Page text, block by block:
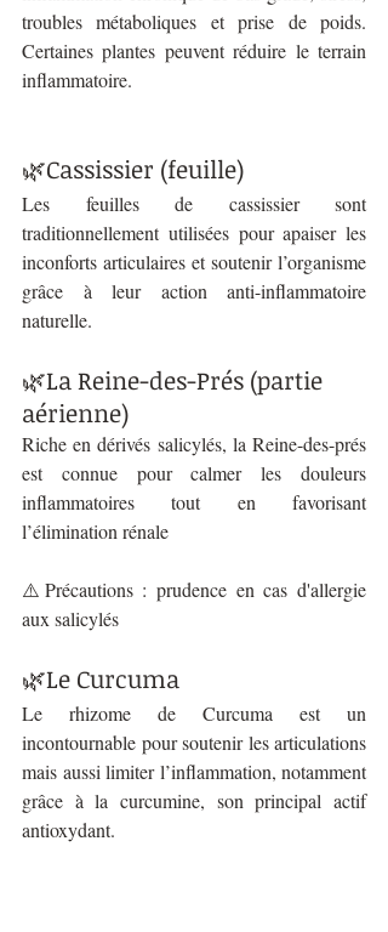
troubles métaboliques et prise de poids.
Certaines plantes peuvent réduire le terrain
inflammatoire.
🌿Cassissier (feuille)
Les feuilles de cassissier sont
traditionnellement utilisées pour apaiser les
inconforts articulaires et soutenir l’organisme
grâce à leur action anti-inflammatoire
naturelle.
🌿La Reine-des-Prés (partie
aérienne)
Riche en dérivés salicylés, la Reine-des-prés
est connue pour calmer les douleurs
inflammatoires tout en favorisant
l’élimination rénale
⚠️Précautions : prudence en cas d'allergie
aux salicylés
🌿Le Curcuma
Le rhizome de Curcuma est un
incontournable pour soutenir les articulations
mais aussi limiter l’inflammation, notamment
grâce à la curcumine, son principal actif
antioxydant.